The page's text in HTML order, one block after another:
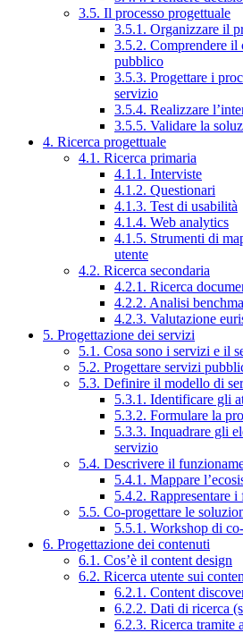
3.5. Il processo progettuale
3.5.1. Organizzare il
3.5.2. Comprendere il
pubblico
3.5.3. Progettare i
servizio
3.5.4. Realizzare
3.5.5. Validare la
4. Ricerca progettuale
4.1. Ricerca primaria
4.1.1. Interviste
4.1.2. Questionari
4.1.3. Test di usabilità
4.1.4. Web analytics
4.1.5. Strumenti di
utente
4.2. Ricerca secondaria
4.2.1. Ricerca
4.2.2. Analisi
4.2.3. Valutazione
5. Progettazione dei servizi
5.1. Cosa sono i servizi e il
5.2. Progettare servizi
5.3. Definire il modello di
5.3.1. Identificare gli
5.3.2. Formulare la
5.3.3. Inquadrare gli
servizio
5.4. Descrivere il
5.4.1. Mappare
5.4.2. Rappresentare
5.5. Co-progettare le
5.5.1. Workshop di
6. Progettazione dei contenuti
6.1. Cos’è il content design
6.2. Ricerca utente sui
6.2.1. Content
6.2.2. Dati di ricerca
6.2.3. Ricerca tramite